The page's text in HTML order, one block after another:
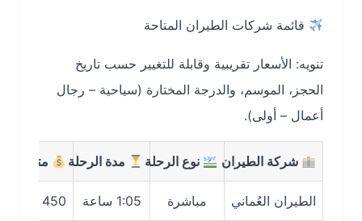
قائمة شركات الطيران المتاحة
تنويه: الأسعار تقريبية وقابلة للتغيير حسب تاريخ
الحجز، الموسم، والدرجة المختارة (سياحية – رجال
أعمال – أولى).
شركة الطيران نوع الرحلة مدة الرحلة متوسط السعر
الطيران العُماني مباشرة 1:05 ساعة 450 – 650 ﷼